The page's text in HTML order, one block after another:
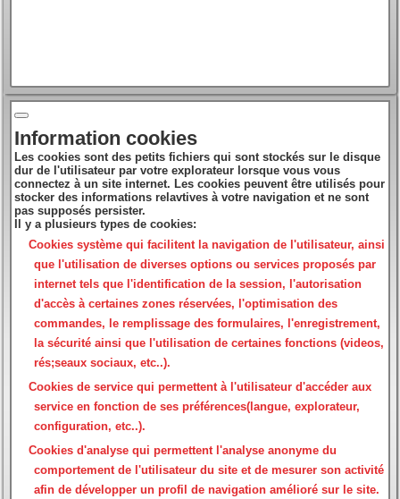
Information cookies
Les cookies sont des petits fichiers qui sont stockés sur le disque
dur de l'utilisateur par votre explorateur lorsque vous vous
connectez à un site internet. Les cookies peuvent être utilisés pour
stocker des informations relavtives à votre navigation et ne sont
pas supposés persister.
Il y a plusieurs types de cookies:
Cookies système qui facilitent la navigation de l'utilisateur, ainsi
que l'utilisation de diverses options ou services proposés par
internet tels que l'identification de la session, l'autorisation
d'accès à certaines zones réservées, l'optimisation des
commandes, le remplissage des formulaires, l'enregistrement,
la sécurité ainsi que l'utilisation de certaines fonctions (videos,
rés;seaux sociaux, etc..).
Cookies de service qui permettent à l'utilisateur d'accéder aux
service en fonction de ses préférences(langue, explorateur,
configuration, etc..).
Cookies d'analyse qui permettent l'analyse anonyme du
comportement de l'utilisateur du site et de mesurer son activité
afin de développer un profil de navigation amélioré sur le site.